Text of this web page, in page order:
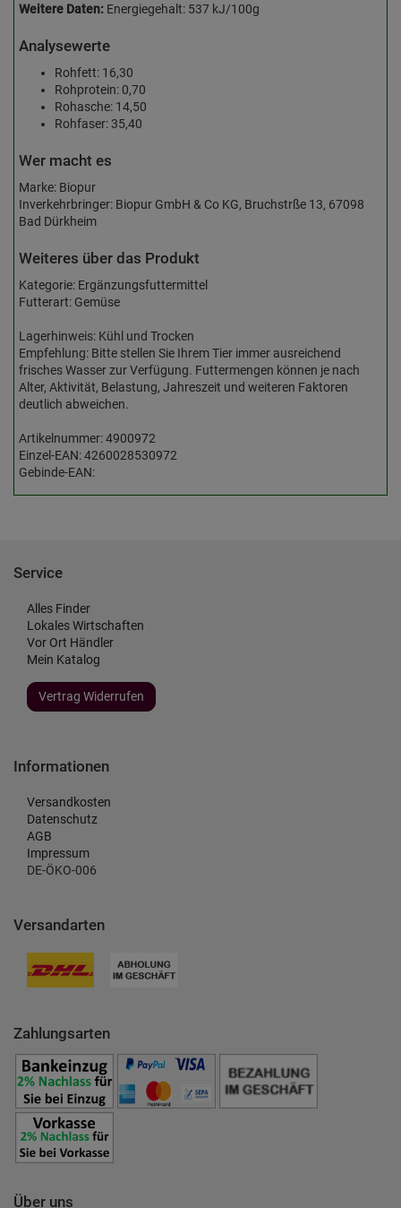
Weitere Daten: Energiegehalt: 537 kJ/100g
Analysewerte
Rohfett: 16,30
Rohprotein: 0,70
Rohasche: 14,50
Rohfaser: 35,40
Wer macht es
Marke: Biopur
Inverkehrbringer: Biopur GmbH & Co KG, Bruchstrße 13, 67098
Bad Dürkheim
Weiteres über das Produkt
Kategorie: Ergänzungsfuttermittel
Futterart: Gemüse
Lagerhinweis: Kühl und Trocken
Empfehlung: Bitte stellen Sie Ihrem Tier immer ausreichend
frisches Wasser zur Verfügung. Futtermengen können je nach
Alter, Aktivität, Belastung, Jahreszeit und weiteren Faktoren
deutlich abweichen.
Artikelnummer: 4900972
Einzel-EAN: 4260028530972
Gebinde-EAN:
Service
Alles Finder
Lokales Wirtschaften
Vor Ort Händler
Mein Katalog
Vertrag Widerrufen
Informationen
Versandkosten
Datenschutz
AGB
Impressum
DE-ÖKO-006
Versandarten
Zahlungsarten
Über uns